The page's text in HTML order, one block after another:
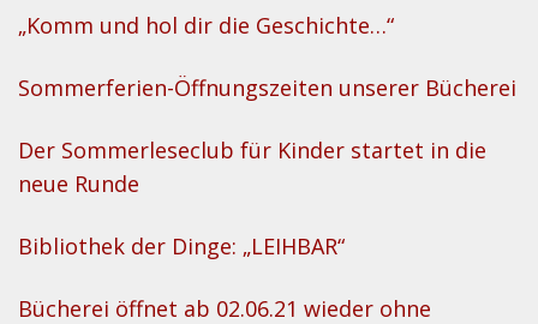
„Komm und hol dir die Geschichte…“
Sommerferien-Öffnungszeiten unserer Bücherei
Der Sommerleseclub für Kinder startet in die
neue Runde
Bibliothek der Dinge: „LEIHBAR“
Bücherei öffnet ab 02.06.21 wieder ohne